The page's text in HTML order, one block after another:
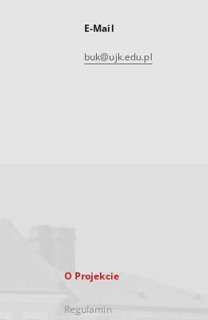
E-Mail
buk@ujk.edu.pl
O Projekcie
Regulamin